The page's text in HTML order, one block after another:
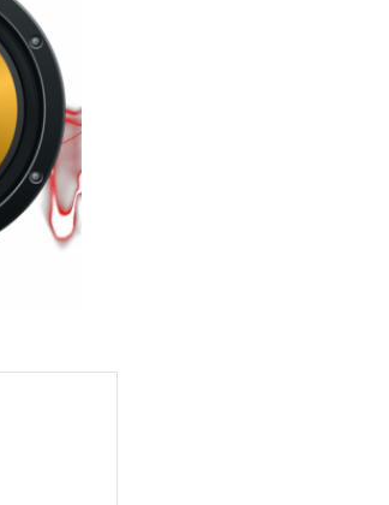
с выдвижным экраном
din CD\MP3
2 din с DVD приводом